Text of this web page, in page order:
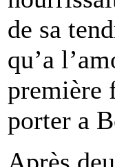
de sa
qu’a
première
porter a